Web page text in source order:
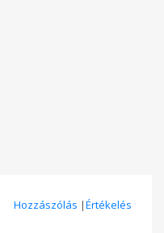
Hozzászólás |Értékelés